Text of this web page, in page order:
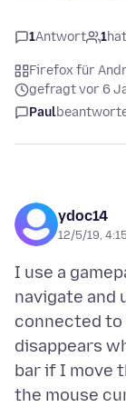
1Antwort 1
Firefox für
gefragt vor 6
Paul
ydoc14
12/5/19,
I use a
navigate and
connected to
disappears
bar if I move
the mouse